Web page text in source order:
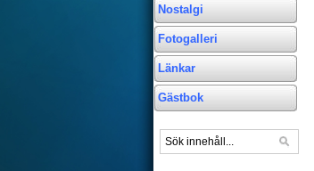
Nostalgi
Fotogalleri
Länkar
Gästbok